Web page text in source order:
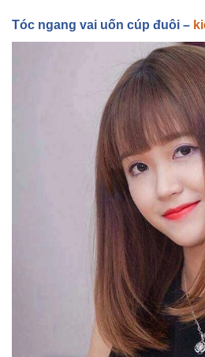
Tóc ngang vai uốn cúp đuôi –